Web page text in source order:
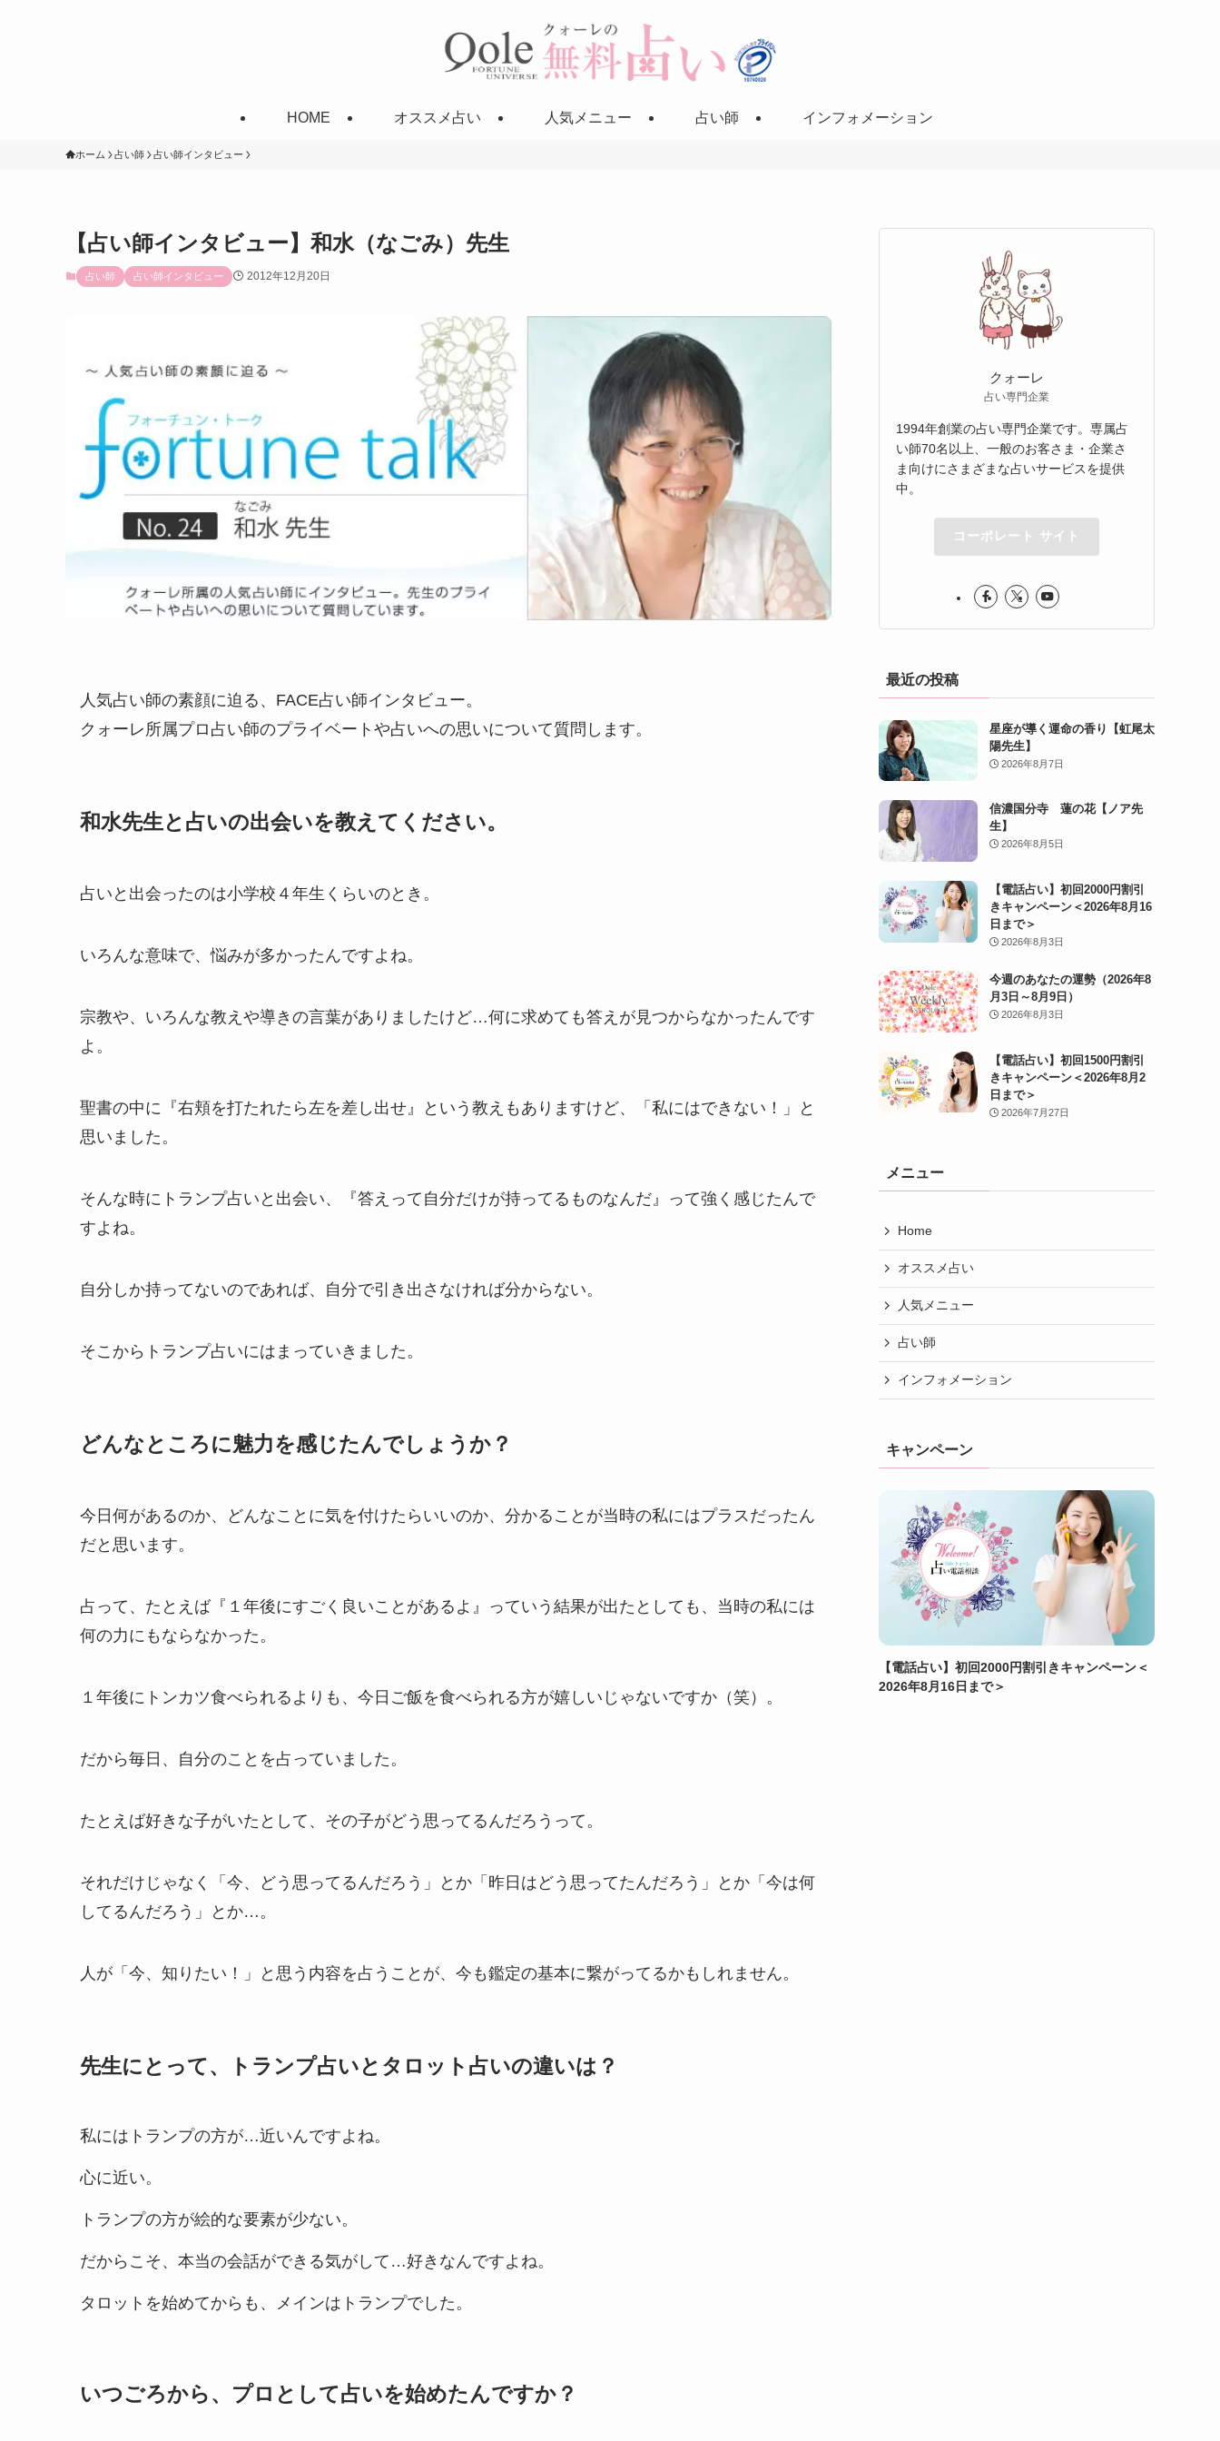
HOME オススメ占い 人気メニュー 占い師 インフォメーション
ホーム 占い師 占い師インタビュー
【占い師インタビュー】和水（なごみ）先生
占い師 占い師インタビュー 2012年12月20日
人気占い師の素顔に迫る、FACE占い師インタビュー。
クォーレ所属プロ占い師のプライベートや占いへの思いについて質問します。
和水先生と占いの出会いを教えてください。
占いと出会ったのは小学校４年生くらいのとき。
いろんな意味で、悩みが多かったんですよね。
宗教や、いろんな教えや導きの言葉がありましたけど…何に求めても答えが見つからなかったんです
よ。
聖書の中に『右頬を打たれたら左を差し出せ』という教えもありますけど、「私にはできない！」と
思いました。
そんな時にトランプ占いと出会い、『答えって自分だけが持ってるものなんだ』って強く感じたんで
すよね。
自分しか持ってないのであれば、自分で引き出さなければ分からない。
そこからトランプ占いにはまっていきました。
どんなところに魅力を感じたんでしょうか？
今日何があるのか、どんなことに気を付けたらいいのか、分かることが当時の私にはプラスだったん
だと思います。
占って、たとえば『１年後にすごく良いことがあるよ』っていう結果が出たとしても、当時の私には
何の力にもならなかった。
１年後にトンカツ食べられるよりも、今日ご飯を食べられる方が嬉しいじゃないですか（笑）。
だから毎日、自分のことを占っていました。
たとえば好きな子がいたとして、その子がどう思ってるんだろうって。
それだけじゃなく「今、どう思ってるんだろう」とか「昨日はどう思ってたんだろう」とか「今は何
してるんだろう」とか…。
人が「今、知りたい！」と思う内容を占うことが、今も鑑定の基本に繋がってるかもしれません。
先生にとって、トランプ占いとタロット占いの違いは？
私にはトランプの方が…近いんですよね。
心に近い。
トランプの方が絵的な要素が少ない。
だからこそ、本当の会話ができる気がして…好きなんですよね。
タロットを始めてからも、メインはトランプでした。
いつごろから、プロとして占いを始めたんですか？
クォーレ
占い専門企業
1994年創業の占い専門企業です。専属占
い師70名以上、一般のお客さま・企業さ
ま向けにさまざまな占いサービスを提供
中。
コーポレート サイト
最近の投稿
星座が導く運命の香り【虹尾太
陽先生】
2026年8月7日
信濃国分寺 蓮の花【ノア先
生】
2026年8月5日
【電話占い】初回2000円割引
きキャンペーン＜2026年8月16
日まで＞
2026年8月3日
今週のあなたの運勢（2026年8
月3日～8月9日）
2026年8月3日
【電話占い】初回1500円割引
きキャンペーン＜2026年8月2
日まで＞
2026年7月27日
メニュー
Home
オススメ占い
人気メニュー
占い師
インフォメーション
キャンペーン
【電話占い】初回2000円割引きキャンペーン＜
2026年8月16日まで＞